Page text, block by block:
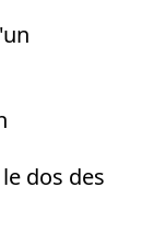
dos des